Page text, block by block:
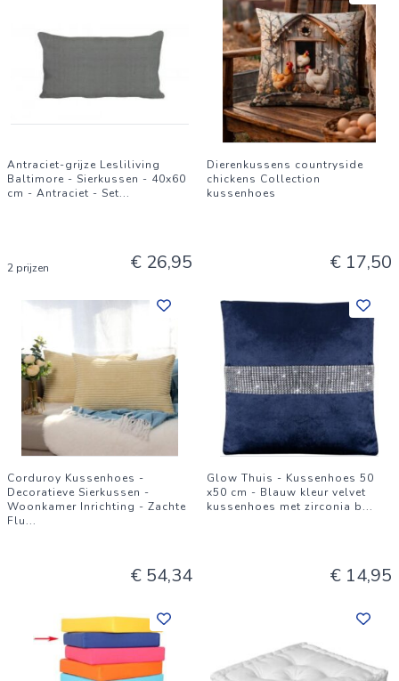
Antraciet-grijze Lesliliving
Baltimore - Sierkussen - 40x60
cm - Antraciet - Set...
2 prijzen € 26,95
Dierenkussens countryside
chickens Collection
kussenhoes
€ 17,50
Corduroy Kussenhoes -
Decoratieve Sierkussen -
Woonkamer Inrichting - Zachte
Flu...
€ 54,34
Glow Thuis - Kussenhoes 50
x50 cm - Blauw kleur velvet
kussenhoes met zirconia b...
€ 14,95